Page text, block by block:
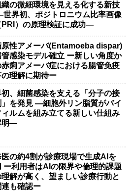
織の微細環境を見える化する新技
界初、ポジトロニウム比率画像
PRI）の原理検証に成功―
原性アメーバ(Entamoeba dispar)
管感染モデル確立 ー新しい角度か
赤痢アメーバ症における腸管免疫
の理解に期待ー
初、細菌感染を支える「分子の接
」を発見 ―細胞外リン脂質がバイ
ィルムを組み立てる新しい仕組み
明―
医の約4割が診療現場で生成AIを
ー利用者はAIの限界や倫理的課題
解が高く、望ましい診療行動と
連も確認ー